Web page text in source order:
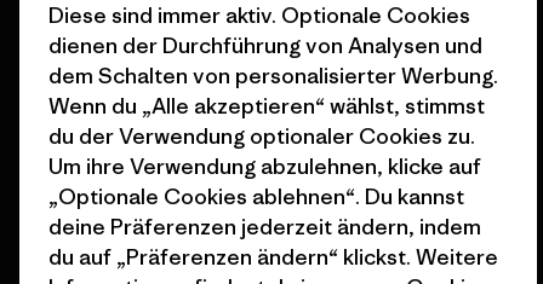
© 2026 Patagonia, Inc. All Rights Reserved.
Deutsch
Diese sind immer aktiv. Optionale Cookies
dienen der Durchführung von Analysen und
dem Schalten von personalisierter Werbung.
Wenn du „Alle akzeptieren“ wählst, stimmst
du der Verwendung optionaler Cookies zu.
Um ihre Verwendung abzulehnen, klicke auf
„Optionale Cookies ablehnen“. Du kannst
deine Präferenzen jederzeit ändern, indem
du auf „Präferenzen ändern“ klickst. Weitere